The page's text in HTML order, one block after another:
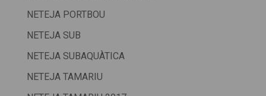
NETEJA PORTBOU
NETEJA SUB
NETEJA SUBAQUÀTICA
NETEJA TAMARIU